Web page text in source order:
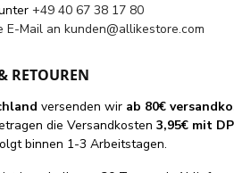
+49 40 67 38 17 80
E-Mail ankunden@allikestore.com
RETOUREN
versenden wir ab 80€
die Versandkosten3,95€ mit
binnen 1-3 Arbeitstagen.